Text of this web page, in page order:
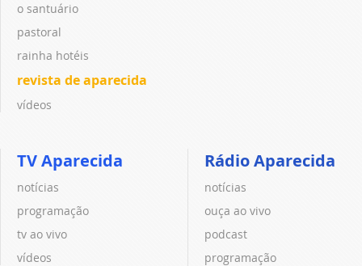
o santuário
pastoral
rainha hotéis
revista de aparecida
vídeos
TV Aparecida
notícias
programação
tv ao vivo
vídeos
Rádio Aparecida
notícias
ouça ao vivo
podcast
programação